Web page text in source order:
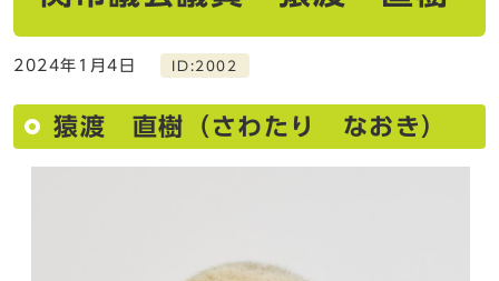
2024年1月4日 ID:2002
猿渡 直樹（さわたり なおき）